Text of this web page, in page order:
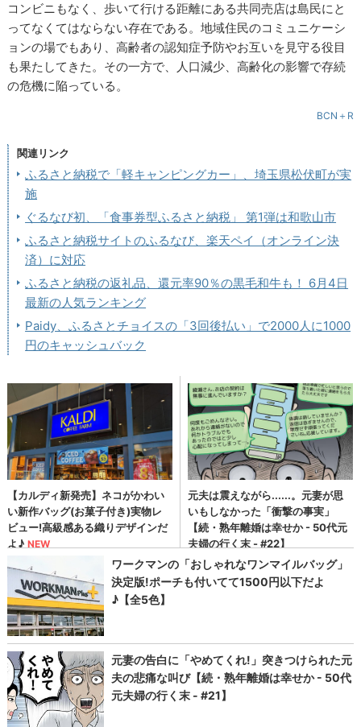
コンビニもなく、歩いて行ける距離にある共同売店は島民にと
ってなくてはならない存在である。地域住民のコミュニケーシ
ョンの場でもあり、高齢者の認知症予防やお互いを見守る役目
も果たしてきた。その一方で、人口減少、高齢化の影響で存続
の危機に陥っている。
BCN＋R
関連リンク
ふるさと納税で「軽キャンピングカー」、埼玉県松伏町が実
施
ぐるなび初、「食事券型ふるさと納税」 第1弾は和歌山市
ふるさと納税サイトのふるなび、楽天ペイ（オンライン決
済）に対応
ふるさと納税の返礼品、還元率90％の黒毛和牛も！ 6月4日
最新の人気ランキング
Paidy、ふるさとチョイスの「3回後払い」で2000人に1000
円のキャッシュバック